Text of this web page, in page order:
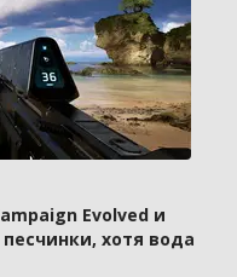
Evolved и
хотя вода